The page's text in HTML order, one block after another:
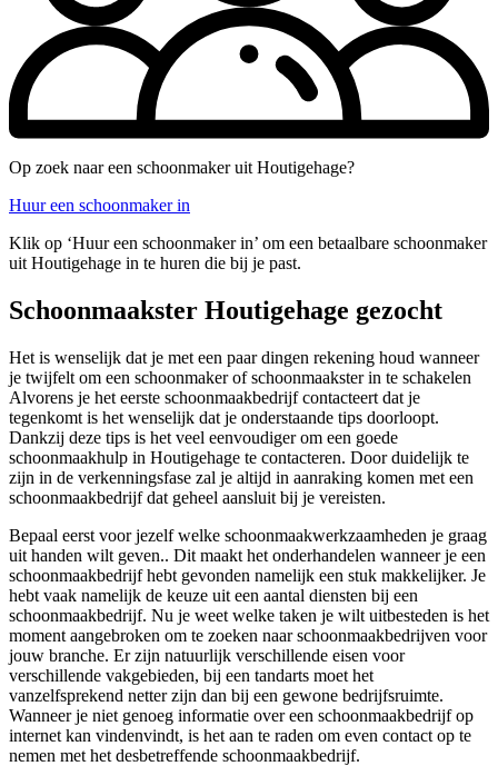
Op zoek naar een schoonmaker uit Houtigehage?
Huur een schoonmaker in
Klik op ‘Huur een schoonmaker in’ om een betaalbare schoonmaker
uit Houtigehage in te huren die bij je past.
Schoonmaakster Houtigehage gezocht
Het is wenselijk dat je met een paar dingen rekening houd wanneer
je twijfelt om een schoonmaker of schoonmaakster in te schakelen
Alvorens je het eerste schoonmaakbedrijf contacteert dat je
tegenkomt is het wenselijk dat je onderstaande tips doorloopt.
Dankzij deze tips is het veel eenvoudiger om een goede
schoonmaakhulp in Houtigehage te contacteren. Door duidelijk te
zijn in de verkenningsfase zal je altijd in aanraking komen met een
schoonmaakbedrijf dat geheel aansluit bij je vereisten.
Bepaal eerst voor jezelf welke schoonmaakwerkzaamheden je graag
uit handen wilt geven.. Dit maakt het onderhandelen wanneer je een
schoonmaakbedrijf hebt gevonden namelijk een stuk makkelijker. Je
hebt vaak namelijk de keuze uit een aantal diensten bij een
schoonmaakbedrijf. Nu je weet welke taken je wilt uitbesteden is het
moment aangebroken om te zoeken naar schoonmaakbedrijven voor
jouw branche. Er zijn natuurlijk verschillende eisen voor
verschillende vakgebieden, bij een tandarts moet het
vanzelfsprekend netter zijn dan bij een gewone bedrijfsruimte.
Wanneer je niet genoeg informatie over een schoonmaakbedrijf op
internet kan vindenvindt, is het aan te raden om even contact op te
nemen met het desbetreffende schoonmaakbedrijf.